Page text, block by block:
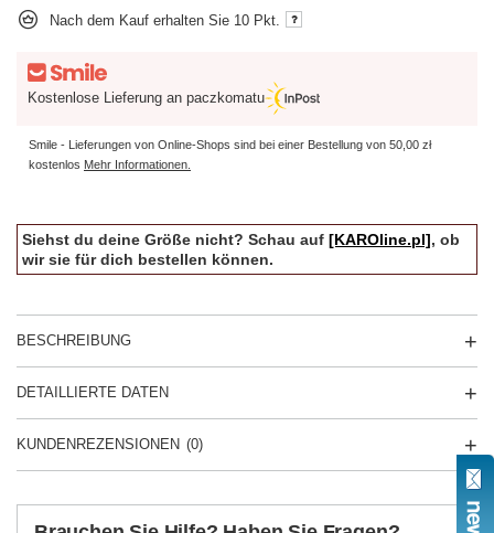
Nach dem Kauf erhalten Sie 10 Pkt.
Kostenlose Lieferung an paczkomatu
Smile - Lieferungen von Online-Shops sind bei einer Bestellung von 50,00 zł
kostenlos Mehr Informationen.
Siehst du deine Größe nicht? Schau auf [KAROline.pl], ob
wir sie für dich bestellen können.
BESCHREIBUNG
DETAILLIERTE DATEN
KUNDENREZENSIONEN (0)